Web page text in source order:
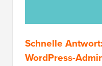
Schnelle
WordPress-